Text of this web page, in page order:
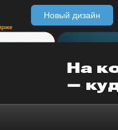
Новый дизайн